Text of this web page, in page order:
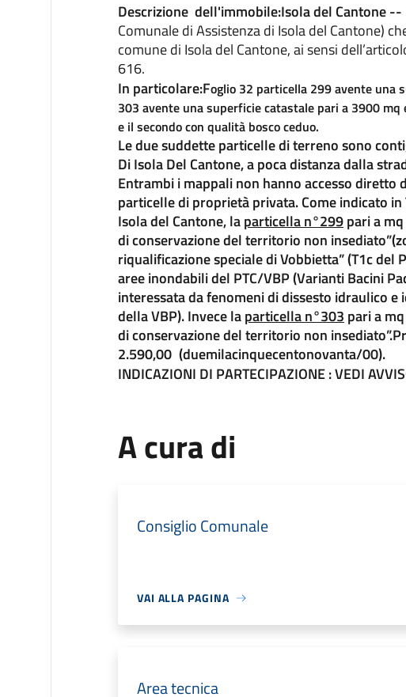
Descrizione dell'immobile:Isola del Cantone --
Comunale di Assistenza di Isola del Cantone)
comune di Isola del Cantone, ai sensi
616.
In particolare:Foglio 32 particella 299 avente una
303 avente una superficie catastale pari a 3900
e il secondo con qualità bosco ceduo.
Le due suddette particelle di terreno sono
Di Isola Del Cantone, a poca distanza dalla
Entrambi i mappali non hanno accesso
particelle di proprietà privata. Come indicato
Isola del Cantone, laparticella n°299pari a mq
di conservazione del territorio non
riqualificazione speciale di Vobbietta” (T1c del
aree inondabili del PTC/VBP (Varianti Bacini
interessata da fenomeni di dissesto idraulico
della VBP). Invece laparticella n°303pari a mq
di conservazione del territorio non insediato”.
2.590,00 (duemilacinquecentonovanta/00).
INDICAZIONI DI PARTECIPAZIONE : VEDI
A cura di
Consiglio Comunale
VAI ALLA PAGINA
Area tecnica